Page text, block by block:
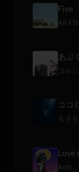
Five
あぶく
ヨル
ココ
もさを
Love
Ado